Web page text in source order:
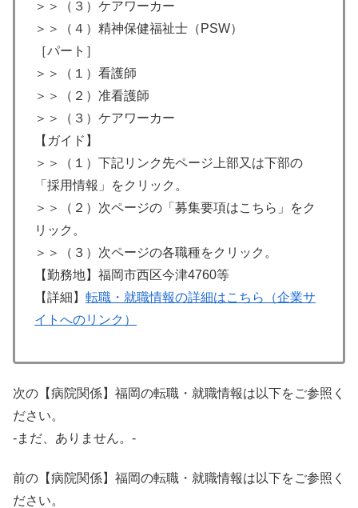
＞＞（３）ケアワーカー
＞＞（４）精神保健福祉士（PSW）
［パート］
＞＞（１）看護師
＞＞（２）准看護師
＞＞（３）ケアワーカー
【ガイド】
＞＞（１）下記リンク先ページ上部又は下部の
「採用情報」をクリック。
＞＞（２）次ページの「募集要項はこちら」をク
リック。
＞＞（３）次ページの各職種をクリック。
【勤務地】福岡市西区今津4760等
【詳細】 転職・就職情報の詳細はこちら（企業サ
イトへのリンク）
次の【病院関係】福岡の転職・就職情報は以下をご参照く
ださい。
-まだ、ありません。-
前の【病院関係】福岡の転職・就職情報は以下をご参照く
ださい。